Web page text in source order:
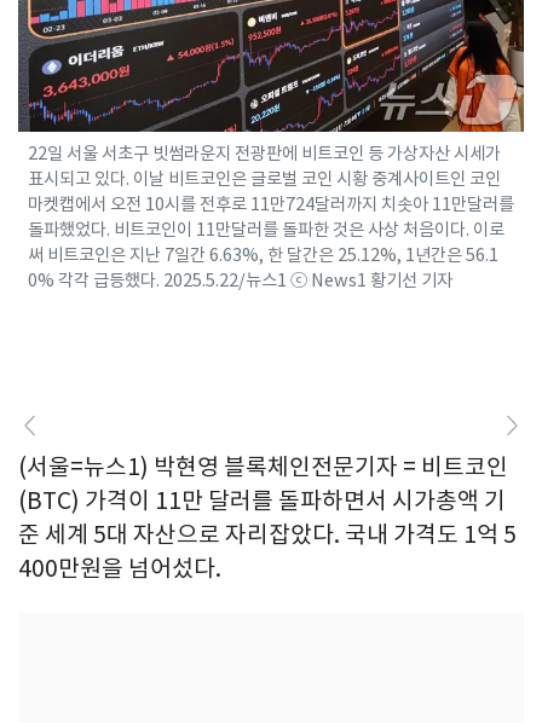
22일 서울 서초구 빗썸라운지 전광판에 비트코인 등 가상자산 시세가
표시되고 있다. 이날 비트코인은 글로벌 코인 시황 중계사이트인 코인
마켓캡에서 오전 10시를 전후로 11만724달러까지 치솟아 11만달러를
돌파했었다. 비트코인이 11만달러를 돌파한 것은 사상 처음이다. 이로
써 비트코인은 지난 7일간 6.63%, 한 달간은 25.12%, 1년간은 56.1
0% 각각 급등했다. 2025.5.22/뉴스1 ⓒ News1 황기선 기자
(서울=뉴스1) 박현영 블록체인전문기자 = 비트코인
(BTC) 가격이 11만 달러를 돌파하면서 시가총액 기
준 세계 5대 자산으로 자리잡았다. 국내 가격도 1억 5
400만원을 넘어섰다.